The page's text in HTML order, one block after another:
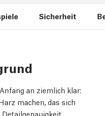
Sicherheit
an ziemlich klar:
machen, das sich